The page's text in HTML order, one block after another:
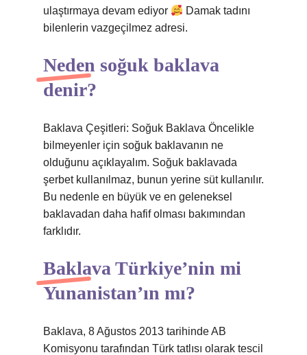
ulaştırmaya devam ediyor
Damak tadını
bilenlerin vazgeçilmez adresi.
Neden soğuk baklava
denir?
Baklava Çeşitleri: Soğuk Baklava Öncelikle
bilmeyenler için soğuk baklavanın ne
olduğunu açıklayalım. Soğuk baklavada
şerbet kullanılmaz, bunun yerine süt kullanılır.
Bu nedenle en büyük ve en geleneksel
baklavadan daha hafif olması bakımından
farklıdır.
Baklava Türkiye’nin mi
Yunanistan’ın mı?
Baklava, 8 Ağustos 2013 tarihinde AB
Komisyonu tarafından Türk tatlısı olarak tescil